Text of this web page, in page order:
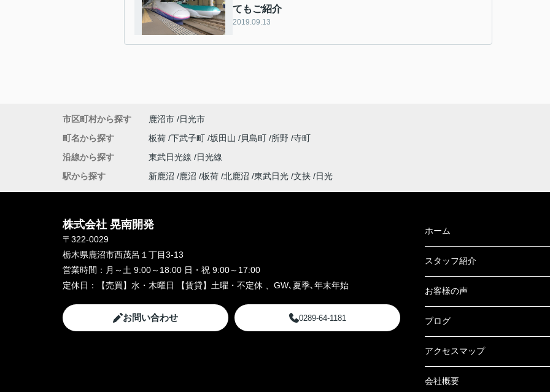
てもご紹介
2019.09.13
市区町村から探す 鹿沼市
日光市
町名から探す
板荷 下武子町 坂田山 貝島町 所野 寺町
沿線から探す
東武日光線
日光線
駅から探す
新鹿沼 鹿沼 板荷 北鹿沼 東武日光 文挟 日光
株式会社 晃南開発
〒322-0029
栃木県鹿沼市西茂呂１丁目3-13
営業時間： 月～土 9:00～18:00 日・祝 9:00～17:00
定休日：
【売買】水・木曜日 【賃貸】土曜・不定休 、GW､夏季､年末年始
お問い合わせ 0289-64-1181
ホーム
スタッフ紹介
お客様の声
ブログ
アクセスマップ
会社概要